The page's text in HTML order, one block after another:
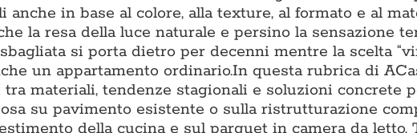
in base al colore, alla texture, al formato e al
la resa della luce naturale e persino la sensazione
si porta dietro per decenni mentre la scelta
un appartamento ordinario.In questa rubrica di
materiali, tendenze stagionali e soluzioni concrete
su pavimento esistente o sulla ristrutturazione
della cucina e sul parquet in camera da